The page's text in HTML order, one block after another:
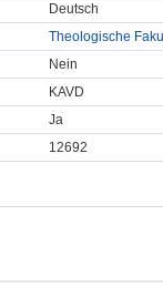
Deutsch
Theologische
Nein
KAVD
Ja
12692